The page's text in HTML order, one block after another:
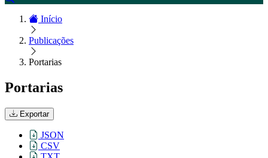
Início
Publicações
Portarias
Portarias
Exportar
JSON
CSV